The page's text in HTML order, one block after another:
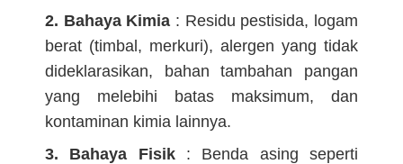
2. Bahaya Kimia : Residu pestisida, logam
berat (timbal, merkuri), alergen yang tidak
dideklarasikan, bahan tambahan pangan
yang melebihi batas maksimum, dan
kontaminan kimia lainnya.
3. Bahaya Fisik : Benda asing seperti